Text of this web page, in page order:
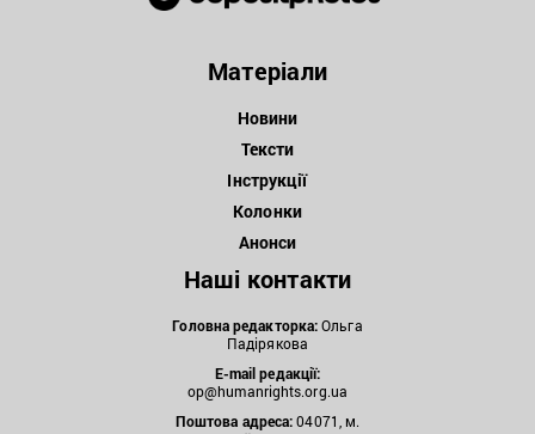
Матеріали
Новини
Тексти
Інструкції
Колонки
Анонси
Наші контакти
Головна редакторка:Ольга
Падірякова
E-mail редакції:
op@humanrights.org.ua
Поштова адреса:04071, м.